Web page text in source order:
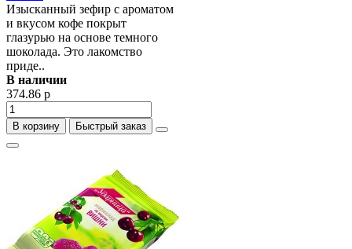
Изысканный зефир с ароматом
и вкусом кофе покрыт
глазурью на основе темного
шоколада. Это лакомство
приде..
В наличии
374.86 р
В корзину Быстрый заказ